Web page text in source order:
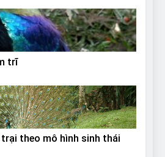
trĩ
theo mô hình sinh thái